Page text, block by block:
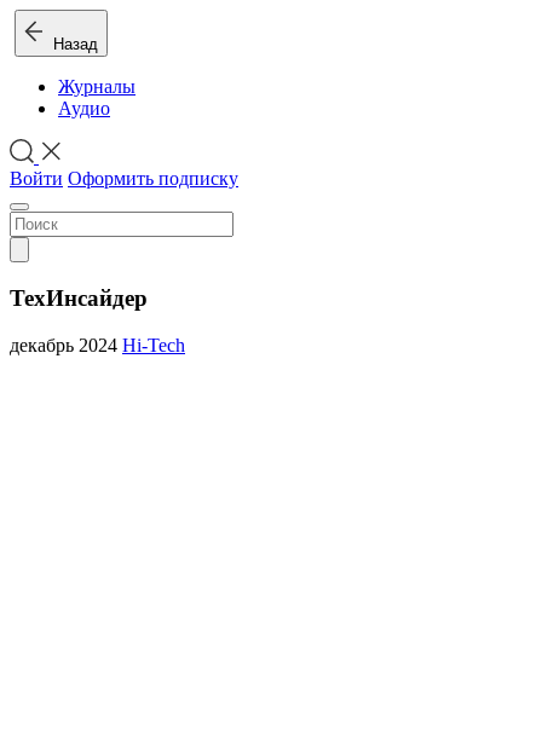
Назад
Журналы
Аудио
Войти Оформить подписку
ТехИнсайдер
декабрь 2024 Hi-Tech